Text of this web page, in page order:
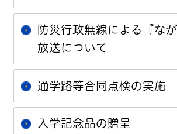
防災行政無線による『な
放送について
通学路等合同点検の実施
入学記念品の贈呈